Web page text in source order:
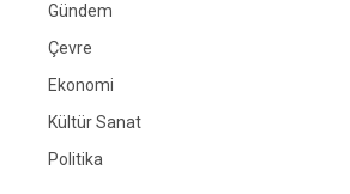
Gündem
Çevre
Ekonomi
Kültür Sanat
Politika